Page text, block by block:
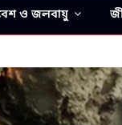
ও জলবায়ু